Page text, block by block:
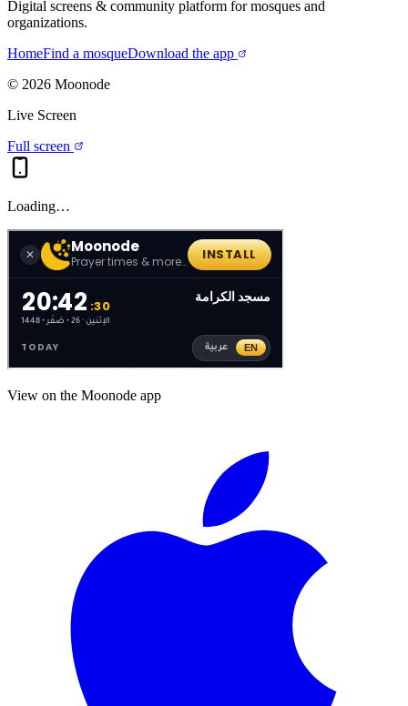
Digital screens & community platform for mosques and
organizations.
HomeFind a mosqueDownload the app
© 2026 Moonode
Live Screen
Full screen
Loading…
View on the Moonode app